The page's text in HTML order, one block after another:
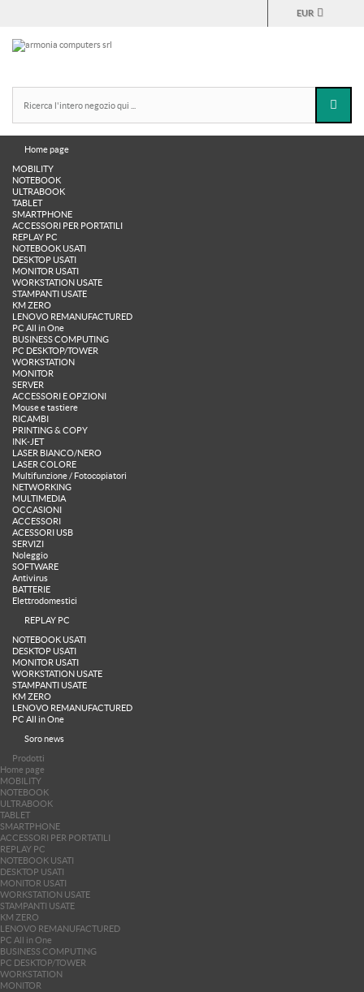
EUR
Home page
MOBILITY
NOTEBOOK
ULTRABOOK
TABLET
SMARTPHONE
ACCESSORI PER PORTATILI
REPLAY PC
NOTEBOOK USATI
DESKTOP USATI
MONITOR USATI
WORKSTATION USATE
STAMPANTI USATE
KM ZERO
LENOVO REMANUFACTURED
PC All in One
BUSINESS COMPUTING
PC DESKTOP/TOWER
WORKSTATION
MONITOR
SERVER
ACCESSORI E OPZIONI
Mouse e tastiere
RICAMBI
PRINTING & COPY
INK-JET
LASER BIANCO/NERO
LASER COLORE
Multifunzione / Fotocopiatori
NETWORKING
MULTIMEDIA
OCCASIONI
ACCESSORI
ACESSORI USB
SERVIZI
Noleggio
SOFTWARE
Antivirus
BATTERIE
Elettrodomestici
REPLAY PC
NOTEBOOK USATI
DESKTOP USATI
MONITOR USATI
WORKSTATION USATE
STAMPANTI USATE
KM ZERO
LENOVO REMANUFACTURED
PC All in One
Soro news
Prodotti
Home page
MOBILITY
NOTEBOOK
ULTRABOOK
TABLET
SMARTPHONE
ACCESSORI PER PORTATILI
REPLAY PC
NOTEBOOK USATI
DESKTOP USATI
MONITOR USATI
WORKSTATION USATE
STAMPANTI USATE
KM ZERO
LENOVO REMANUFACTURED
PC All in One
BUSINESS COMPUTING
PC DESKTOP/TOWER
WORKSTATION
MONITOR